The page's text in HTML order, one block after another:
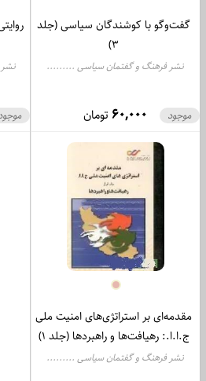
گفت‌وگو با کوشندگان سیاسی (جلد
3)
نشر فرهنگ و گفتمان سیاسی .........
60,000 تومان موجود
مقدمه‌ای بر استراتژی‌های امنیت ملی
ج.ا.ا.: رهیافت‌ها و راهبردها (جلد 1)
نشر فرهنگ و گفتمان سیاسی .........